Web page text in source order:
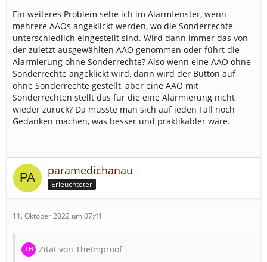
Ein weiteres Problem sehe ich im Alarmfenster, wenn
mehrere AAOs angeklickt werden, wo die Sonderrechte
unterschiedlich eingestellt sind. Wird dann immer das von
der zuletzt ausgewählten AAO genommen oder führt die
Alarmierung ohne Sonderrechte? Also wenn eine AAO ohne
Sonderrechte angeklickt wird, dann wird der Button auf
ohne Sonderrechte gestellt, aber eine AAO mit
Sonderrechten stellt das für die eine Alarmierung nicht
wieder zurück? Da müsste man sich auf jeden Fall noch
Gedanken machen, was besser und praktikabler wäre.
paramedichanau
Erleuchteter
11. Oktober 2022 um 07:41
Zitat von TheImproof